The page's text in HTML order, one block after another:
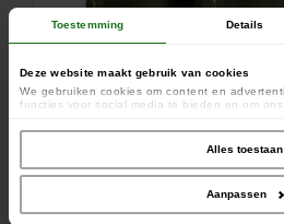
Toestemming Details
Deze website maakt gebruik van cookies
We gebruiken cookies om content en
functies voor social media te bieden en om
social media, adverteren en analyse. Deze
combineren met andere informatie die u aan
verzameld op basis van uw gebruik van hun
Alles toestaan
Aanpassen